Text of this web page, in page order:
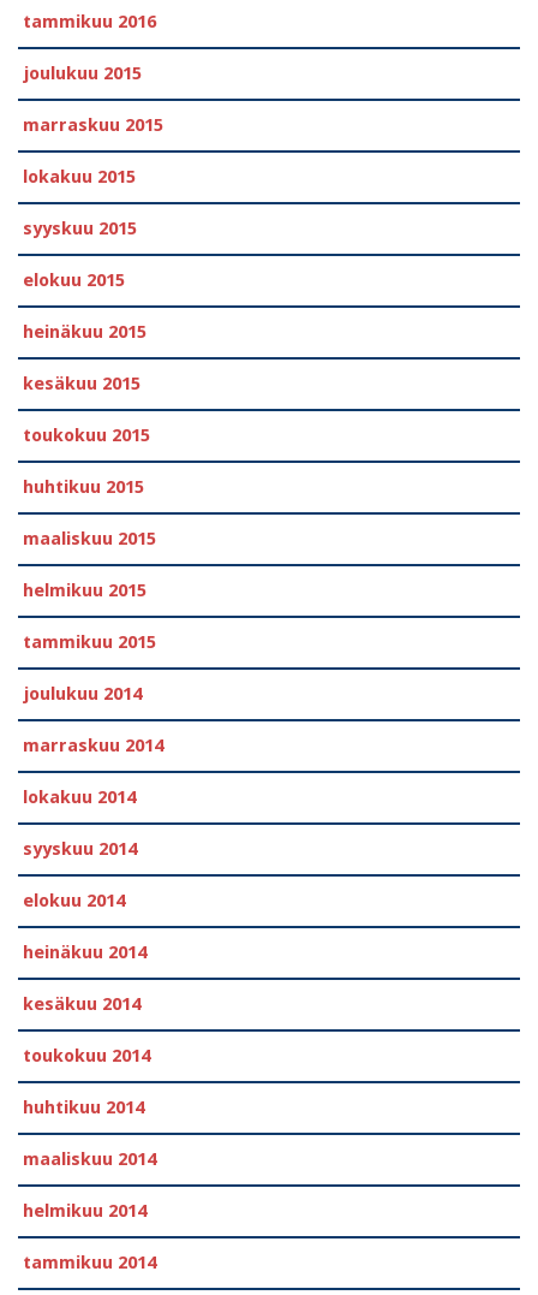
tammikuu 2016
joulukuu 2015
marraskuu 2015
lokakuu 2015
syyskuu 2015
elokuu 2015
heinäkuu 2015
kesäkuu 2015
toukokuu 2015
huhtikuu 2015
maaliskuu 2015
helmikuu 2015
tammikuu 2015
joulukuu 2014
marraskuu 2014
lokakuu 2014
syyskuu 2014
elokuu 2014
heinäkuu 2014
kesäkuu 2014
toukokuu 2014
huhtikuu 2014
maaliskuu 2014
helmikuu 2014
tammikuu 2014